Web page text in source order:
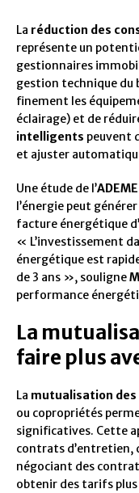
La réduction des
représente un
gestionnaires
gestion technique du
finement les
éclairage) et de
intelligents peuvent
et ajuster
Une étude de l’ADEME
l’énergie peut
facture énergétique
« L’investissement
énergétique est
de 3 ans », souligne
performance
La
faire plus
La mutualisation des
ou copropriétés
significatives. Cette
contrats d’entretien,
négociant des
obtenir des tarifs